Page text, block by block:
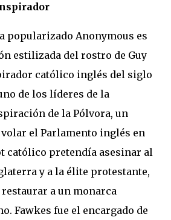
popularizado Anonymous es
estilizada del rostro de Guy
católico inglés del siglo
de los líderes de la
de la Pólvora, un
el Parlamento inglés en
católico pretendía asesinar al
y a la élite protestante,
a un monarca
Fawkes fue el encargado de